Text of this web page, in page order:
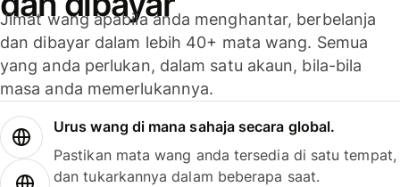
Jimat wang apabila anda menghantar, berbelanja
dan dibayar dalam lebih 40+ mata wang. Semua
yang anda perlukan, dalam satu akaun, bila-bila
masa anda memerlukannya.
Urus wang di mana sahaja secara global.
Pastikan mata wang anda tersedia di satu tempat,
dan tukarkannya dalam beberapa saat.